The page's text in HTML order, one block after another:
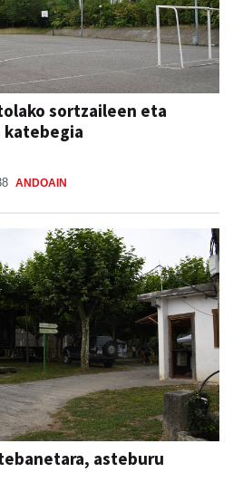
sortzaileen eta
katebegia
ANDOAIN
asteburu